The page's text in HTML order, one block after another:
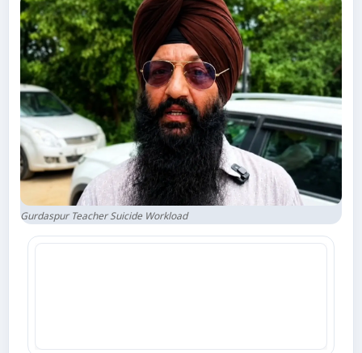
Videos
Contacts
Gurdaspur Teacher Suicide Workload